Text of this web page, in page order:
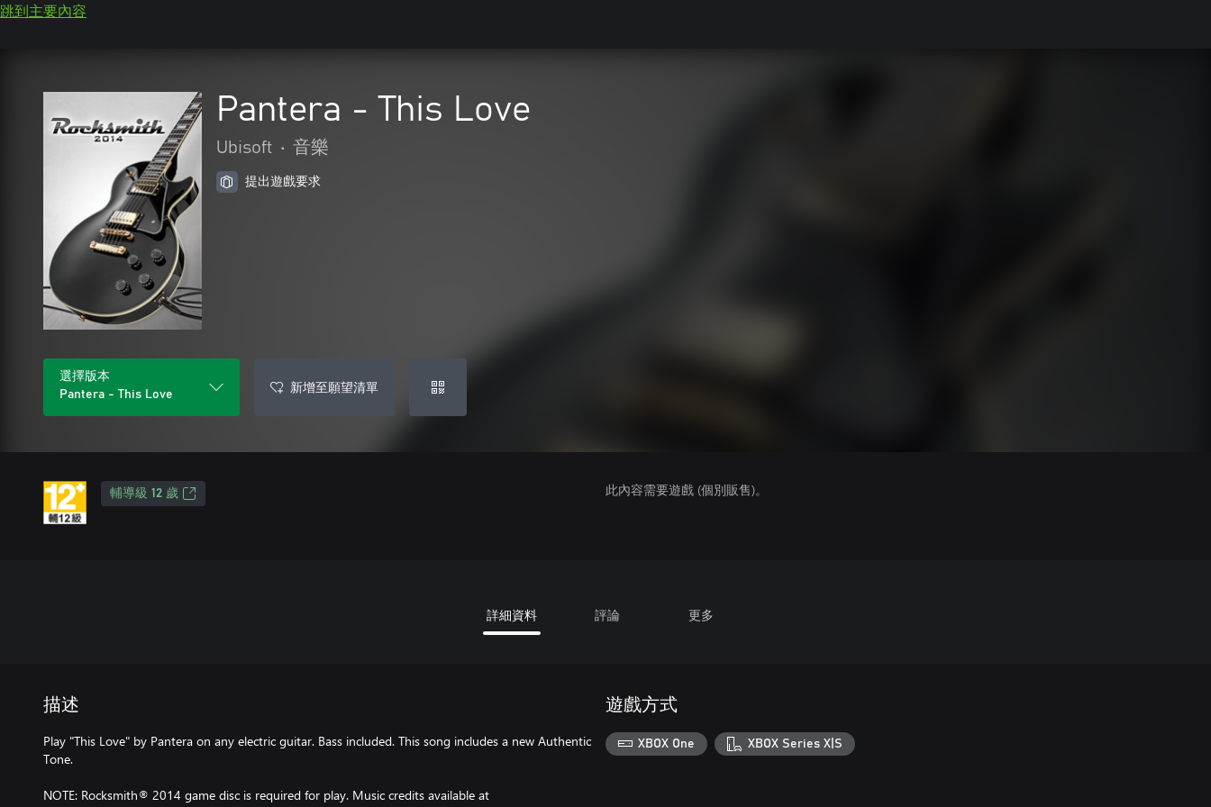
跳到主要內容
Pantera - This Love
Ubisoft • 音樂
提出遊戲要求
選擇版本
Pantera - This Love
新增至願望清單
輔導級 12 歲 此內容需要遊戲 (個別販售)。
詳細資料 評論 更多
描述
Play "This Love" by Pantera on any electric guitar. Bass included. This song includes a new Authentic
Tone.
NOTE: Rocksmith® 2014 game disc is required for play. Music credits available at
遊戲方式
XBOX One XBOX Series X|S